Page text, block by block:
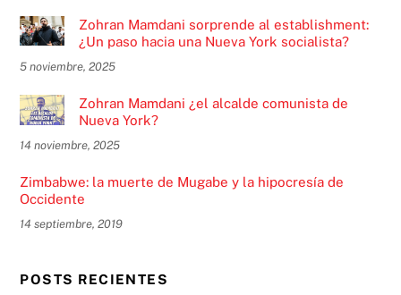
Zohran Mamdani sorprende al establishment:
¿Un paso hacia una Nueva York socialista?
5 noviembre, 2025
Zohran Mamdani ¿el alcalde comunista de
Nueva York?
14 noviembre, 2025
Zimbabwe: la muerte de Mugabe y la hipocresía de
Occidente
14 septiembre, 2019
POSTS RECIENTES